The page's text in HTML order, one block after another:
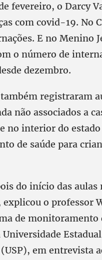
fevereiro, o Darcy
com covid-19. No
E no Menino
o número de
dezembro.
registraram
não associados a
no interior do
de saúde para
do início das aulas
o professor
de monitoramento
em entrevista